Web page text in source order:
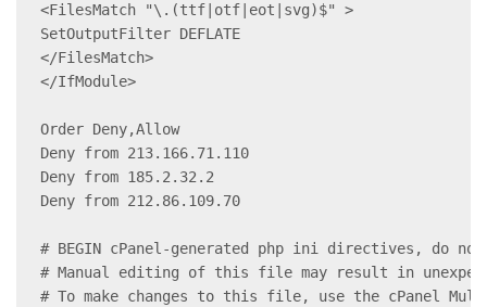
<FilesMatch "\.(ttf|otf|eot|svg)$" >
SetOutputFilter DEFLATE
</FilesMatch>
</IfModule>
Order Deny,Allow
Deny from 213.166.71.110
Deny from 185.2.32.2
Deny from 212.86.109.70
# BEGIN cPanel-generated php ini directives, do
# Manual editing of this file may result in
# To make changes to this file, use the cPanel